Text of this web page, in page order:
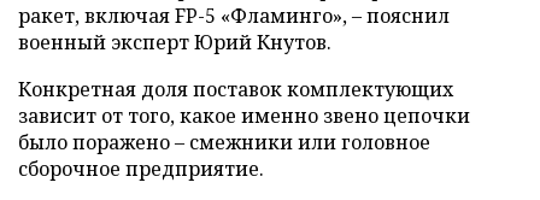
ракет, включая FP-5 «Фламинго», – пояснил
военный эксперт Юрий Кнутов.
Конкретная доля поставок комплектующих
зависит от того, какое именно звено цепочки
было поражено – смежники или головное
сборочное предприятие.